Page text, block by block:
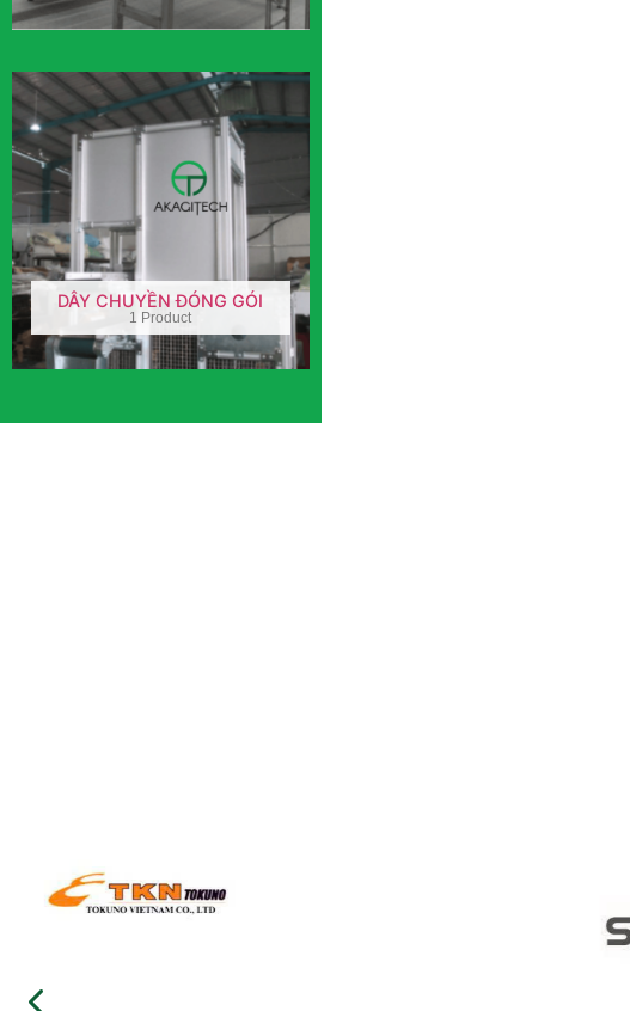
DÂY CHUYỀN ĐÓNG GÓI
1 Product